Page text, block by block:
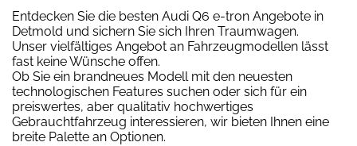
Entdecken Sie die besten Audi Q6 e-tron Angebote in
Detmold und sichern Sie sich Ihren Traumwagen.
Unser vielfältiges Angebot an Fahrzeugmodellen lässt
fast keine Wünsche offen.
Ob Sie ein brandneues Modell mit den neuesten
technologischen Features suchen oder sich für ein
preiswertes, aber qualitativ hochwertiges
Gebrauchtfahrzeug interessieren, wir bieten Ihnen eine
breite Palette an Optionen.